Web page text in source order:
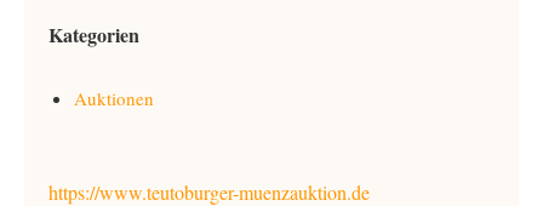
Kategorien
Auktionen
https://www.teutoburger-muenzauktion.de